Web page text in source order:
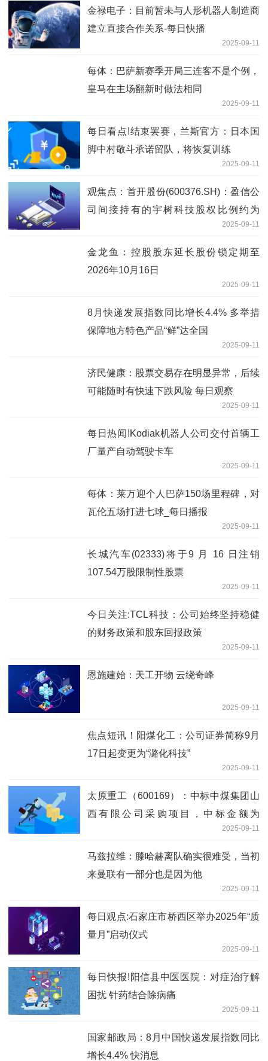
金禄电子：目前暂未与人形机器人制造商
建立直接合作关系-每日快播
2025-09-11
每体：巴萨新赛季开局三连客不是个例，
皇马在主场翻新时做法相同
2025-09-11
每日看点!结束罢赛，兰斯官方：日本国
脚中村敬斗承诺留队，将恢复训练
2025-09-11
观焦点：首开股份(600376.SH)：盈信公
司间接持有的宇树科技股权比例约为
2025-09-11
金龙鱼：控股股东延长股份锁定期至
2026年10月16日
2025-09-11
8月快递发展指数同比增长4.4% 多举措
保障地方特色产品“鲜”达全国
2025-09-11
济民健康：股票交易存在明显异常，后续
可能随时有快速下跌风险 每日观察
2025-09-11
每日热闻!Kodiak机器人公司交付首辆工
厂量产自动驾驶卡车
2025-09-11
每体：莱万迎个人巴萨150场里程碑，对
瓦伦五场打进七球_每日播报
2025-09-11
长城汽车(02333)将于9 月 16 日注销
107.54万股限制性股票
2025-09-11
今日关注:TCL科技：公司始终坚持稳健
的财务政策和股东回报政策
2025-09-11
恩施建始：天工开物 云绕奇峰
2025-09-11
焦点短讯！阳煤化工：公司证券简称9月
17日起变更为“潞化科技”
2025-09-11
太原重工（600169）：中标中煤集团山
西有限公司采购项目，中标金额为
2025-09-11
马兹拉维：滕哈赫离队确实很难受，当初
来曼联有一部分也是因为他
2025-09-11
每日观点:石家庄市桥西区举办2025年“质
量月”启动仪式
2025-09-11
每日快报!阳信县中医医院：对症治疗解
困扰 针药结合除病痛
2025-09-11
国家邮政局：8月中国快递发展指数同比
增长4.4% 快消息